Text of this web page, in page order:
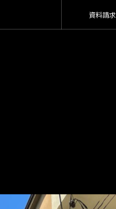
資料請求